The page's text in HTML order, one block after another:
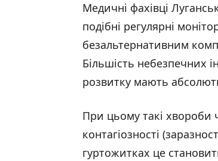
Медичні фахівці
подібні регулярні
безальтернативним
Більшість небезпечних
розвитку мають
При цьому такі хвороби
контагіозності
гуртожитках це